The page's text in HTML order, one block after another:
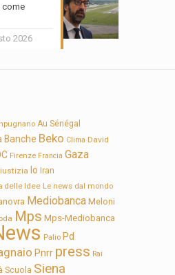
come
2026
Au Sénégal
Banche Beko Clima David
Firenze Francia Gaza
Io Iran
delle Idee Le news dal mondo
Mediobanca Meloni
Mps Mps-Mediobanca
Palio Pd
Pnrr press Rai
Scuola Siena